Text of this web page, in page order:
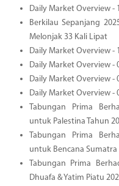
Daily Market Overview -
Berkilau Sepanjang
Melonjak 33 Kali Lipat
Daily Market Overview -
Daily Market Overview -
Daily Market Overview -
Daily Market Overview -
Tabungan Prima
untuk Palestina Tahun
Tabungan Prima
untuk Bencana Sumatra
Tabungan Prima
Dhuafa & Yatim Piatu